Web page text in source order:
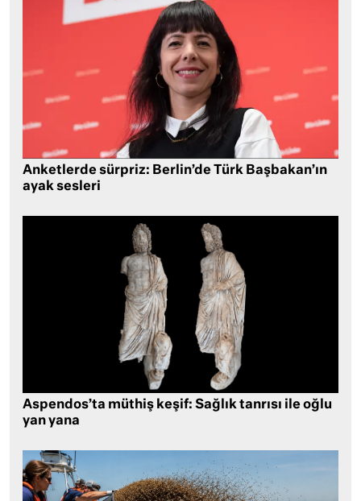
Anketlerde sürpriz: Berlin’de Türk Başbakan’ın
ayak sesleri
Aspendos’ta müthiş keşif: Sağlık tanrısı ile oğlu
yan yana